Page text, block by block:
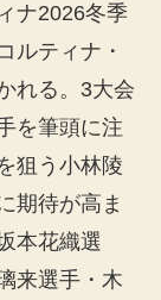
ナ2026冬季
ルティナ・
れる。3大会
を筆頭に注
狙う小林陵
期待が高ま
本花織選
来選手・木